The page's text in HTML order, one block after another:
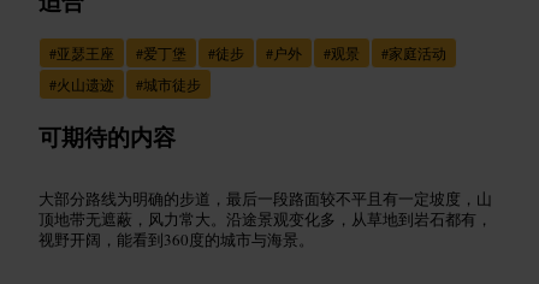
#亚瑟王座 #爱丁堡 #徒步 #户外 #观景 #家庭活动
#火山遗迹 #城市徒步
可期待的内容
大部分路线为明确的步道，最后一段路面较不平且有一定坡度，山
顶地带无遮蔽，风力常大。沿途景观变化多，从草地到岩石都有，
视野开阔，能看到360度的城市与海景。